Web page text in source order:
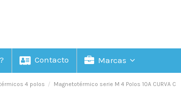
Contacto Marcas
4 polos Magnetotérmico serie M 4 Polos 10A CURVA C